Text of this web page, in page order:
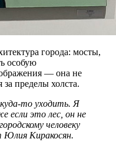
города: мосты,
особую
— она не
за пределы холста.
то уходить. Я
если это лес, он не
человеку
Юлия Киракосян.